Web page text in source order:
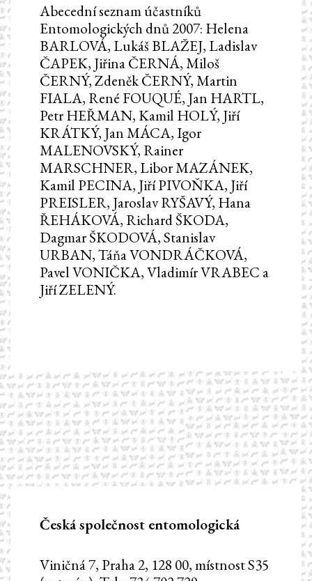
Abecední seznam účastníků
Entomologických dnů 2007: Helena
BARLOVÁ, Lukáš BLAŽEJ, Ladislav
ČAPEK, Jiřina ČERNÁ, Miloš
ČERNÝ, Zdeněk ČERNÝ, Martin
FIALA, René FOUQUÉ, Jan HARTL,
Petr HEŘMAN, Kamil HOLÝ, Jiří
KRÁTKÝ, Jan MÁCA, Igor
MALENOVSKÝ, Rainer
MARSCHNER, Libor MAZÁNEK,
Kamil PECINA, Jiří PIVOŇKA, Jiří
PREISLER, Jaroslav RYŠAVÝ, Hana
ŘEHÁKOVÁ, Richard ŠKODA,
Dagmar ŠKODOVÁ, Stanislav
URBAN, Táňa VONDRÁČKOVÁ,
Pavel VONIČKA, Vladimír VRABEC a
Jiří ZELENÝ.
Česká společnost entomologická
Viničná 7, Praha 2, 128 00, místnost S35